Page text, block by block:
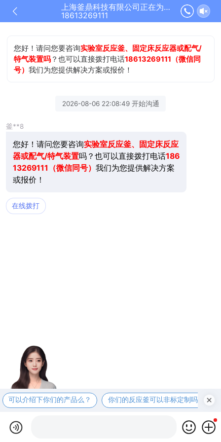
上海釜鼎科技有限公司正在为您服务
18613269111
您好！请问您要咨询实验室反应釜、固定床反应器或配气/
特气装置吗 ？也可以直接拨打电话18613269111（微信同
号）我们为您提供解决方案或报价！
2026-08-06 22:08:49 开始沟通
釜**8
您好！请问您要咨询实验室反应釜、固定床反应
器或配气/特气装置吗？也可以直接拨打电话186
13269111（微信同号） 我们为您提供解决方案
或报价！
在线拨打
可以介绍下你们的产品么？ 你们的反应釜可以非标定制吗？